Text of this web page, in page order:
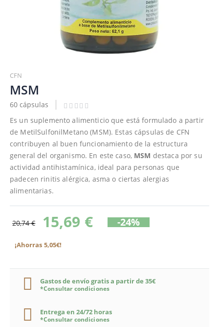
al
comienzo
de
la
galería
imágenes
CFN
MSM
60 cápsulas
Es un suplemento alimenticio que está formulado a partir
de MetilSulfonilMetano (MSM). Estas cápsulas de CFN
contribuyen al buen funcionamiento de la estructura
general del organismo. En este caso, MSM destaca por su
actividad antihistamínica, ideal para personas que
padecen rinitis alérgica, asma o ciertas alergias
alimentarias.
20,74 € 15,69 € -24%
¡Ahorras 5,05€!
Gastos de envío gratis a partir de 35€
*Consultar condiciones
Entrega en 24/72 horas
*Consultar condiciones